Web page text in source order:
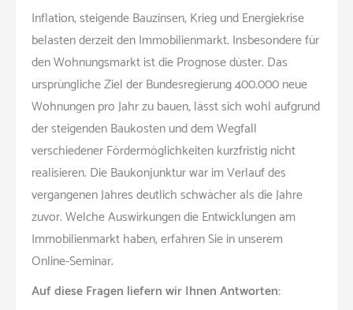
Inflation, steigende Bauzinsen, Krieg und Energiekrise
belasten derzeit den Immobilienmarkt. Insbesondere für
den Wohnungsmarkt ist die Prognose düster. Das
ursprüngliche Ziel der Bundesregierung 400.000 neue
Wohnungen pro Jahr zu bauen, lässt sich wohl aufgrund
der steigenden Baukosten und dem Wegfall
verschiedener Fördermöglichkeiten kurzfristig nicht
realisieren. Die Baukonjunktur war im Verlauf des
vergangenen Jahres deutlich schwächer als die Jahre
zuvor. Welche Auswirkungen die Entwicklungen am
Immobilienmarkt haben, erfahren Sie in unserem
Online-Seminar.
Auf diese Fragen liefern wir Ihnen Antworten: